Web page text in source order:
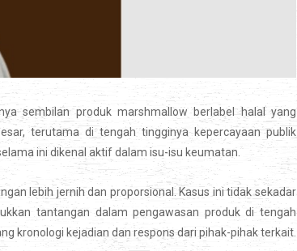
sembilan produk marshmallow berlabel halal yang
terutama di tengah tingginya kepercayaan publik
ini dikenal aktif dalam isu-isu keumatan.
lebih jernih dan proporsional. Kasus ini tidak sekadar
tantangan dalam pengawasan produk di tengah
kronologi kejadian dan respons dari pihak-pihak terkait.